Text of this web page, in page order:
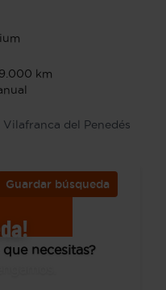
km
Vilafranca del Penedés
Guardar búsqueda
necesitas?